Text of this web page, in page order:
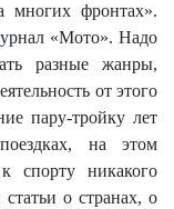
фронтах».
«Мото». Надо
разные жанры,
от этого
пару-тройку лет
на этом
спорту никакого
о странах, о